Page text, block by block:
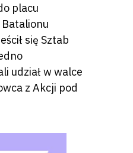
placu
się Sztab
udział w walce
z Akcji pod